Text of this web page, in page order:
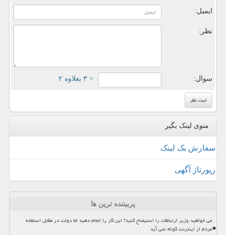
ایمیل:
نظر:
سوال: = ۳ بعلاوه ۲
منوی لینک بگیر
سفارش بک لینک
رپورتاژ آگهی
پربیننده ترین ها
می خواهید وزیر ارتباطات را استیضاح کنید؟ این کار را انجام دهید اما دولت در مقابل استفاده
مردم از اینترنت کوتاه نمی آید